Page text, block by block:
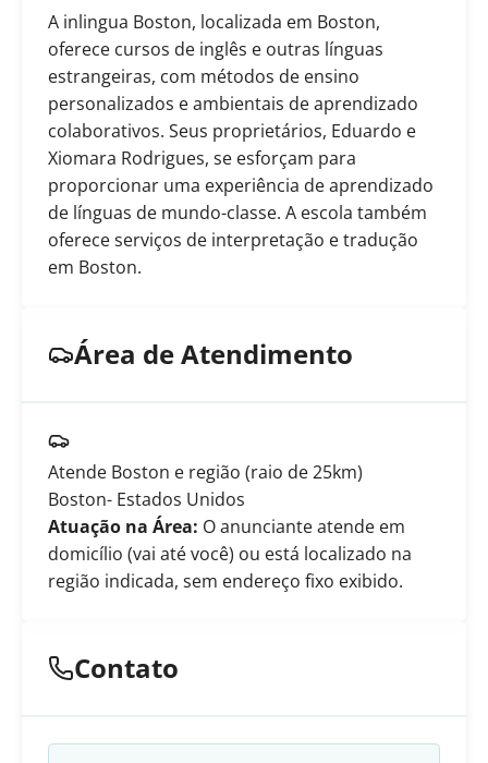
A inlingua Boston, localizada em Boston,
oferece cursos de inglês e outras línguas
estrangeiras, com métodos de ensino
personalizados e ambientais de aprendizado
colaborativos. Seus proprietários, Eduardo e
Xiomara Rodrigues, se esforçam para
proporcionar uma experiência de aprendizado
de línguas de mundo-classe. A escola também
oferece serviços de interpretação e tradução
em Boston.
Área de Atendimento
Atende Boston e região (raio de 25km)
Boston- Estados Unidos
Atuação na Área: O anunciante atende em
domicílio (vai até você) ou está localizado na
região indicada, sem endereço fixo exibido.
Contato